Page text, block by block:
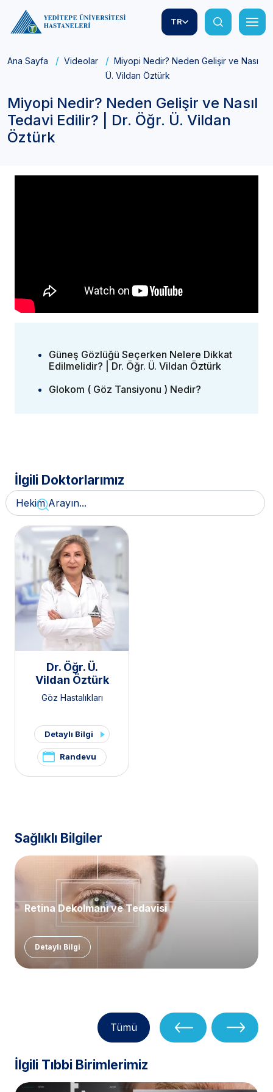
TR
Ana Sayfa Videolar
Miyopi Nedir? Neden Gelişir ve Nasıl
Ü. Vildan Öztürk
Miyopi Nedir? Neden Gelişir ve Nasıl
Tedavi Edilir? | Dr. Öğr. Ü. Vildan
Öztürk
Güneş Gözlüğü Seçerken Nelere Dikkat
Edilmelidir? | Dr. Öğr. Ü. Vildan Öztürk
Glokom ( Göz Tansiyonu ) Nedir?
İlgili Doktorlarımız
Dr. Öğr. Ü.
Vildan Öztürk
Göz Hastalıkları
Detaylı Bilgi
Randevu
Sağlıklı Bilgiler
Retina Dekolmanı ve Tedavisi
Detaylı Bilgi
Tümü
İlgili Tıbbi Birimlerimiz